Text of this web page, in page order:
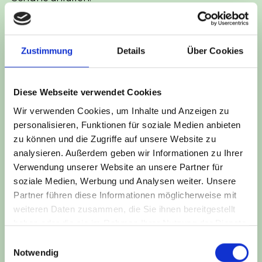
Zustimmung Details Über Cookies
Diese Webseite verwendet Cookies
Wir verwenden Cookies, um Inhalte und Anzeigen zu
personalisieren, Funktionen für soziale Medien anbieten
zu können und die Zugriffe auf unsere Website zu
analysieren. Außerdem geben wir Informationen zu Ihrer
Verwendung unserer Website an unsere Partner für
soziale Medien, Werbung und Analysen weiter. Unsere
Partner führen diese Informationen möglicherweise mit
weiteren Daten zusammen, die Sie ihnen bereitgestellt
haben oder die sie im Rahmen Ihrer Nutzung der Dienste
Notwendig
2 Std.
ab 38,00 €
Termin buchen
Bitte beachten Sie, dass pro Person 2 € für die
Schuhe anfallen.
ab 47,50 €